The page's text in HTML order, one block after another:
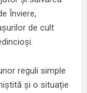
Înviere,
de cult
reguli simple
și o situație